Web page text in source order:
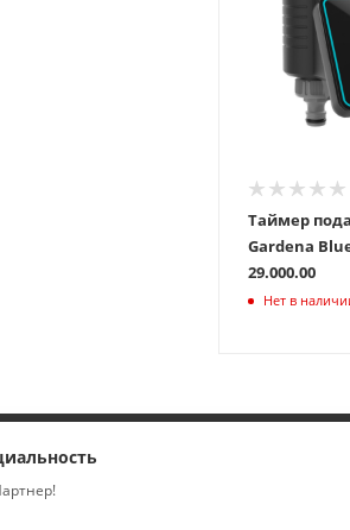
Таймер
Gardena
29.000.00
Нет в